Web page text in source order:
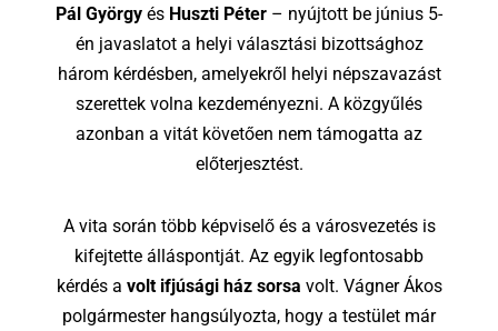
Pál György és Huszti Péter – nyújtott be június 5-
én javaslatot a helyi választási bizottsághoz
három kérdésben, amelyekről helyi népszavazást
szerettek volna kezdeményezni. A közgyűlés
azonban a vitát követően nem támogatta az
előterjesztést.
A vita során több képviselő és a városvezetés is
kifejtette álláspontját. Az egyik legfontosabb
kérdés a volt ifjúsági ház sorsa volt. Vágner Ákos
polgármester hangsúlyozta, hogy a testület már